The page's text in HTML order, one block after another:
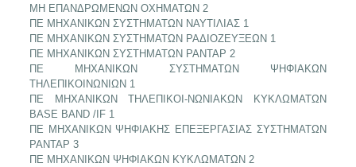
ΜΗ ΕΠΑΝΔΡΩΜΕΝΩΝ ΟΧΗΜΑΤΩΝ 2
ΠΕ ΜΗΧΑΝΙΚΩΝ ΣΥΣΤΗΜΑΤΩΝ ΝΑΥΤΙΛΙΑΣ 1
ΠΕ ΜΗΧΑΝΙΚΩΝ ΣΥΣΤΗΜΑΤΩΝ ΡΑΔΙΟΖΕΥΞΕΩΝ 1
ΠΕ ΜΗΧΑΝΙΚΩΝ ΣΥΣΤΗΜΑΤΩΝ ΡΑΝΤΑΡ 2
ΠΕ ΜΗΧΑΝΙΚΩΝ ΣΥΣΤΗΜΑΤΩΝ ΨΗΦΙΑΚΩΝ
ΤΗΛΕΠΙΚΟΙΝΩΝΙΩΝ 1
ΠΕ ΜΗΧΑΝΙΚΩΝ ΤΗΛΕΠΙΚΟΙ-ΝΩΝΙΑΚΩΝ ΚΥΚΛΩΜΑΤΩΝ
BASE BAND /IF 1
ΠΕ ΜΗΧΑΝΙΚΩΝ ΨΗΦΙΑΚΗΣ ΕΠΕΞΕΡΓΑΣΙΑΣ ΣΥΣΤΗΜΑΤΩΝ
ΡΑΝΤΑΡ 3
ΠΕ ΜΗΧΑΝΙΚΩΝ ΨΗΦΙΑΚΩΝ ΚΥΚΛΩΜΑΤΩΝ 2